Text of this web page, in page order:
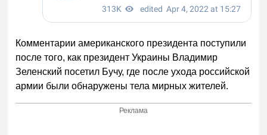
Комментарии американского президента поступили
после того, как президент Украины Владимир
Зеленский посетил Бучу, где после ухода российской
армии были обнаружены тела мирных жителей.
Реклама